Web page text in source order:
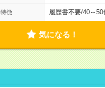
特徴 履歴書不要/40～50
気になる！